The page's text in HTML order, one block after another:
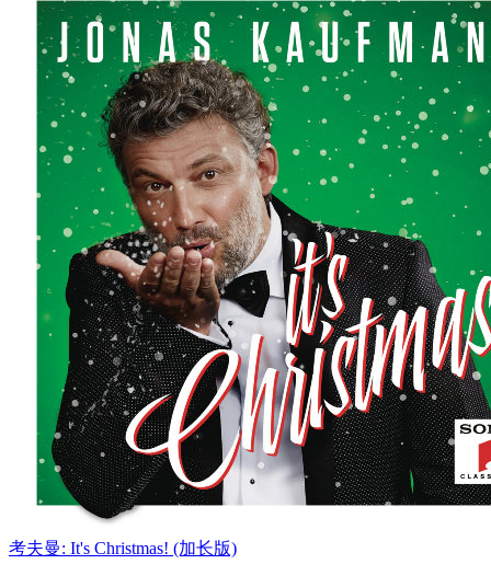
考夫曼: It's Christmas! (加长版)